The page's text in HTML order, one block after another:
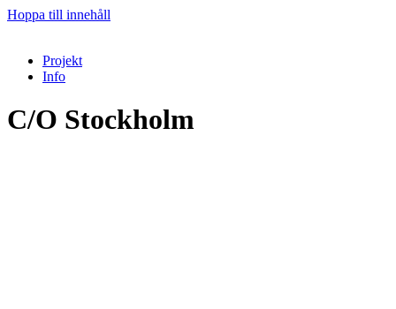
Hoppa till innehåll
Projekt
Info
C/O Stockholm